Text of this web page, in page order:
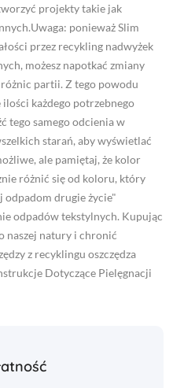
projekty takie jak
ponieważ Slim
przez recykling nadwyżek
możesz napotkać zmiany
partii. Z tego powodu
każdego potrzebnego
tego samego odcienia w
starań, aby wyświetlać
ale pamiętaj, że kolor
różnić się od koloru, który
odpadom drugie życie"
odpadów tekstylnych. Kupując
naszej natury i chronić
z recyklingu oszczędza
Dotyczące Pielęgnacji